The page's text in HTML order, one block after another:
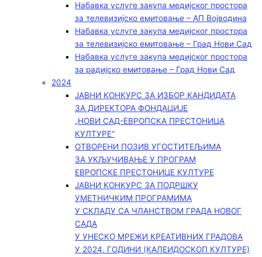
Набавка услуге закупа медијског простора
за телевизијско емитовање – АП Војводинa
Набавка услуге закупа медијског простора
за телевизијско емитовање – Град Нови Сад
Набавка услуге закупа медијског простора
за радијско емитовање – Град Нови Сад
2024
ЈАВНИ КОНКУРС ЗА ИЗБОР КАНДИДАТА
ЗА ДИРЕКТОРА ФОНДАЦИЈЕ
„НОВИ САД-ЕВРОПСКА ПРЕСТОНИЦА
КУЛТУРЕ“
ОТВОРЕНИ ПОЗИВ УГОСТИТЕЉИМА
ЗА УКЉУЧИВАЊЕ У ПРОГРАМ
ЕВРОПСКЕ ПРЕСТОНИЦЕ КУЛТУРЕ
ЈАВНИ КОНКУРС ЗА ПОДРШКУ
УМЕТНИЧКИМ ПРОГРАМИМА
У СКЛАДУ СА ЧЛАНСТВОМ ГРАДА НОВОГ
САДА
У УНЕСКО МРЕЖИ КРЕАТИВНИХ ГРАДОВА
У 2024. ГОДИНИ (КАЛЕИДОСКОП КУЛТУРЕ)